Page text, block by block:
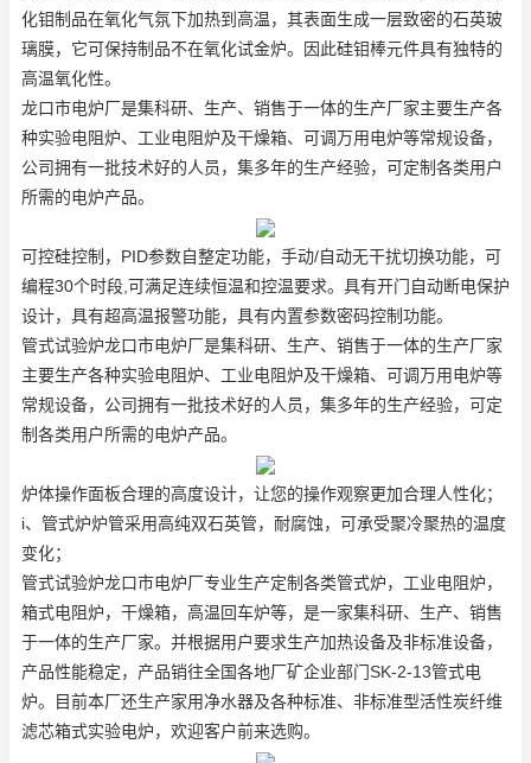
化钼制品在氧化气氛下加热到高温，其表面生成一层致密的石英玻
璃膜，它可保持制品不在氧化试金炉。因此硅钼棒元件具有独特的
高温氧化性。
龙口市电炉厂是集科研、生产、销售于一体的生产厂家主要生产各
种实验电阻炉、工业电阻炉及干燥箱、可调万用电炉等常规设备，
公司拥有一批技术好的人员，集多年的生产经验，可定制各类用户
所需的电炉产品。
可控硅控制，PID参数自整定功能，手动/自动无干扰切换功能，可
编程30个时段,可满足连续恒温和控温要求。具有开门自动断电保护
设计，具有超高温报警功能，具有内置参数密码控制功能。
管式试验炉龙口市电炉厂是集科研、生产、销售于一体的生产厂家
主要生产各种实验电阻炉、工业电阻炉及干燥箱、可调万用电炉等
常规设备，公司拥有一批技术好的人员，集多年的生产经验，可定
制各类用户所需的电炉产品。
炉体操作面板合理的高度设计，让您的操作观察更加合理人性化；
i、管式炉炉管采用高纯双石英管，耐腐蚀，可承受聚冷聚热的温度
变化；
管式试验炉龙口市电炉厂专业生产定制各类管式炉，工业电阻炉，
箱式电阻炉，干燥箱，高温回车炉等，是一家集科研、生产、销售
于一体的生产厂家。并根据用户要求生产加热设备及非标准设备，
产品性能稳定，产品销往全国各地厂矿企业部门SK-2-13管式电
炉。目前本厂还生产家用净水器及各种标准、非标准型活性炭纤维
滤芯箱式实验电炉，欢迎客户前来选购。